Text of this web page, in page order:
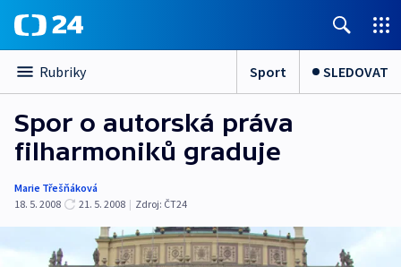
Rubriky Sport SLEDOVAT
Spor o autorská práva
filharmoniků graduje
Marie Třešňáková
18. 5. 2008
21. 5. 2008 | Zdroj: ČT24